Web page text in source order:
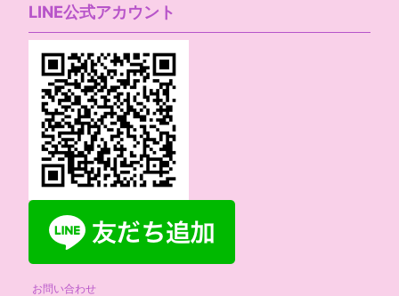
LINE公式アカウント
お問い合わせ